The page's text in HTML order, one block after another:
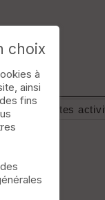
choix
à
ainsi
fins